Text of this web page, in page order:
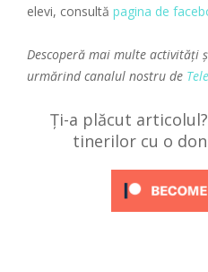
elevi, consultă pagina de
Descoperă mai multe activități
urmărind canalul nostru de
Ți-a plăcut
tinerilor cu o